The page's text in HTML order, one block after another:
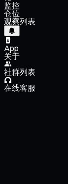
监控
仓位
观察列表
App
关于
社群列表
在线客服